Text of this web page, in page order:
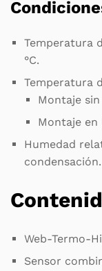
Temperatura
°C.
Temperatura
Montaje
Montaje en
Humedad
condensación.
Web-Termo-
Sensor